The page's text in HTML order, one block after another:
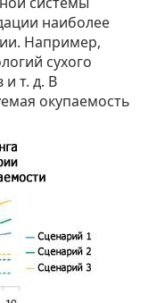
наиболее
Например,
сухого
т. д. В
окупаемость